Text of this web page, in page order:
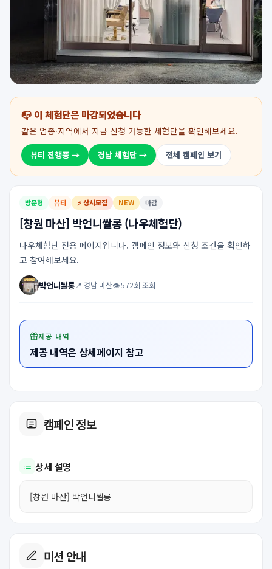
📭 이 체험단은 마감되었습니다
같은 업종·지역에서 지금 신청 가능한 체험단을 확인해보세요.
뷰티 진행중 → 경남 체험단 → 전체 캠페인 보기
방문형 뷰티 ⚡ 상시모집 NEW 마감
[창원 마산] 박언니쌀롱 (나우체험단)
나우체험단 전용 페이지입니다. 캠페인 정보와 신청 조건을 확인하
고 참여해보세요.
박언니쌀롱📍 경남 마산👁 572회 조회
제공 내역
제공 내역은 상세페이지 참고
캠페인 정보
상세 설명
[창원 마산] 박언니쌀롱
미션 안내